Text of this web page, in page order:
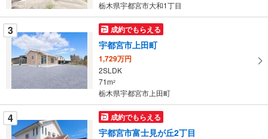
ー
ジ
に
保
存
る
栃木県宇都宮市大和1丁目
3 成約でもらえる
宇都宮市上田町
1,729万円
2SLDK
71m2
栃木県宇都宮市上田町
4 成約でもらえる
宇都宮市富士見が丘2丁目